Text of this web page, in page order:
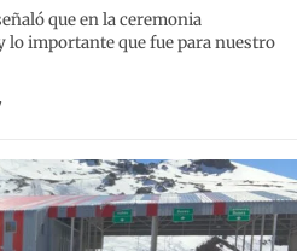
que en la ceremonia
lo importante que fue para nuestro